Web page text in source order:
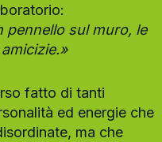
pennello sul muro, le
fatto di tanti
ed energie che
ma che